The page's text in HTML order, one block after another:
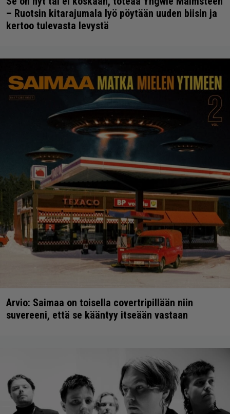
– Ruotsin kitarajumala lyö pöytään uuden biisin ja
kertoo tulevasta levystä
Arvio: Saimaa on toisella covertripillään niin
suvereeni, että se kääntyy itseään vastaan